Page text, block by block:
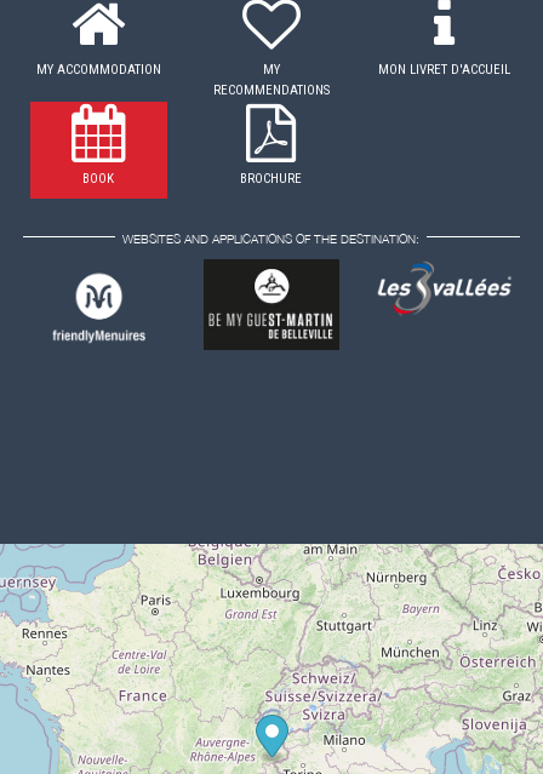
MY ACCOMMODATION
MY
RECOMMENDATIONS
MON LIVRET D'ACCUEIL
BOOK BROCHURE
WEBSITES AND APPLICATIONS OF THE DESTINATION: